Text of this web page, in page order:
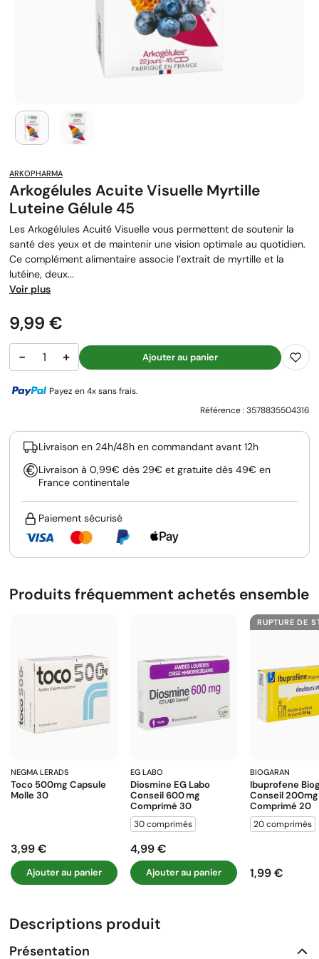
ARKOPHARMA
Arkogélules Acuite Visuelle Myrtille
Luteine Gélule 45
Les Arkogélules Acuité Visuelle vous permettent de soutenir la
santé des yeux et de maintenir une vision optimale au quotidien.
Ce complément alimentaire associe l’extrait de myrtille et la
lutéine, deux...
Voir plus
Prix
9,99 €
− + Ajouter au panier
Payez en 4x sans frais.
Référence :3578835504316
Livraison en 24h/48h en commandant avant 12h
Livraison à 0,99€ dès 29€ et gratuite dès 49€ en
France continentale
Paiement sécurisé
Produits fréquemment achetés ensemble
NEGMA LERADS
Toco 500mg Capsule
Molle 30
Prix
3,99 €
Ajouter au panier
EG LABO
Diosmine EG Labo
Conseil 600 Mg
Comprimé 30
30 comprimés
Prix
4,99 €
Ajouter au panier
RUPTURE DE
BIOGARAN
Ibuprofene
Conseil 200mg
Comprimé 20
20 comprimés
Prix
1,99 €
Descriptions produit
Présentation